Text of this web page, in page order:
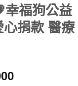
幸福狗公益
捐款 醫療